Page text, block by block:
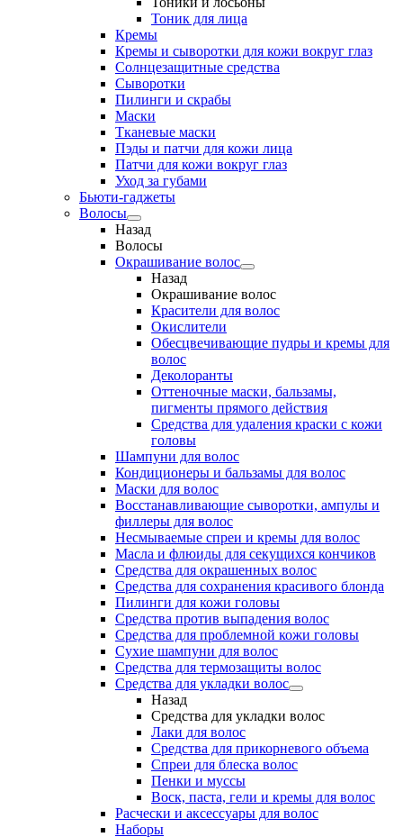
Тоник для лица
Кремы
Кремы и сыворотки для кожи вокруг глаз
Солнцезащитные средства
Сыворотки
Пилинги и скрабы
Маски
Тканевые маски
Пэды и патчи для кожи лица
Патчи для кожи вокруг глаз
Уход за губами
Бьюти-гаджеты
Волосы
Назад
Волосы
Окрашивание волос
Назад
Окрашивание волос
Красители для волос
Окислители
Обесцвечивающие пудры и кремы для
волос
Деколоранты
Оттеночные маски, бальзамы,
пигменты прямого действия
Средства для удаления краски с кожи
головы
Шампуни для волос
Кондиционеры и бальзамы для волос
Маски для волос
Восстанавливающие сыворотки, ампулы и
филлеры для волос
Несмываемые спреи и кремы для волос
Масла и флюиды для секущихся кончиков
Средства для окрашенных волос
Средства для сохранения красивого блонда
Пилинги для кожи головы
Средства против выпадения волос
Средства для проблемной кожи головы
Сухие шампуни для волос
Средства для термозащиты волос
Средства для укладки волос
Назад
Средства для укладки волос
Лаки для волос
Средства для прикорневого объема
Спреи для блеска волос
Пенки и муссы
Воск, паста, гели и кремы для волос
Расчески и аксессуары для волос
Наборы